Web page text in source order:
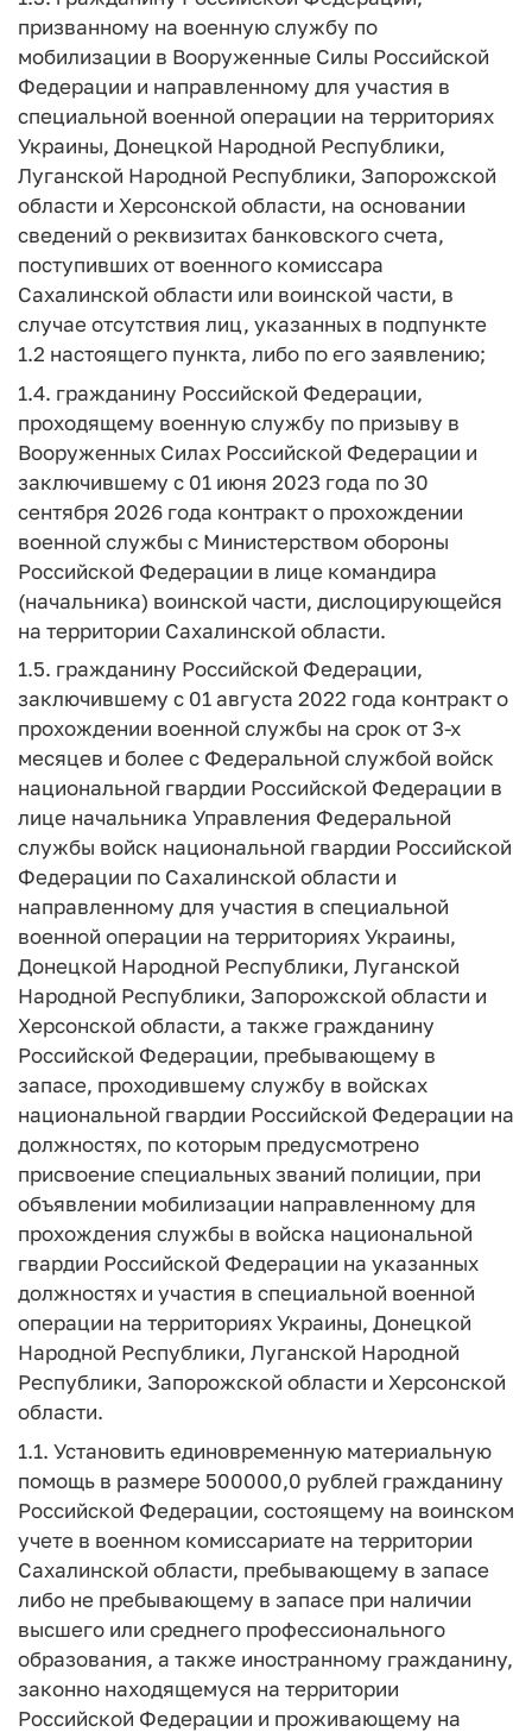
призванному на военную службу по
мобилизации в Вооруженные Силы Российской
Федерации и направленному для участия в
специальной военной операции на территориях
Украины, Донецкой Народной Республики,
Луганской Народной Республики, Запорожской
области и Херсонской области, на основании
сведений о реквизитах банковского счета,
поступивших от военного комиссара
Сахалинской области или воинской части, в
случае отсутствия лиц, указанных в подпункте
1.2 настоящего пункта, либо по его заявлению;
1.4. гражданину Российской Федерации,
проходящему военную службу по призыву в
Вооруженных Силах Российской Федерации и
заключившему с 01 июня 2023 года по 30
сентября 2026 года контракт о прохождении
военной службы с Министерством обороны
Российской Федерации в лице командира
(начальника) воинской части, дислоцирующейся
на территории Сахалинской области.
1.5. гражданину Российской Федерации,
заключившему с 01 августа 2022 года контракт о
прохождении военной службы на срок от 3-х
месяцев и более с Федеральной службой войск
национальной гвардии Российской Федерации в
лице начальника Управления Федеральной
службы войск национальной гвардии Российской
Федерации по Сахалинской области и
направленному для участия в специальной
военной операции на территориях Украины,
Донецкой Народной Республики, Луганской
Народной Республики, Запорожской области и
Херсонской области, а также гражданину
Российской Федерации, пребывающему в
запасе, проходившему службу в войсках
национальной гвардии Российской Федерации на
должностях, по которым предусмотрено
присвоение специальных званий полиции, при
объявлении мобилизации направленному для
прохождения службы в войска национальной
гвардии Российской Федерации на указанных
должностях и участия в специальной военной
операции на территориях Украины, Донецкой
Народной Республики, Луганской Народной
Республики, Запорожской области и Херсонской
области.
1.1. Установить единовременную материальную
помощь в размере 500000,0 рублей гражданину
Российской Федерации, состоящему на воинском
учете в военном комиссариате на территории
Сахалинской области, пребывающему в запасе
либо не пребывающему в запасе при наличии
высшего или среднего профессионального
образования, а также иностранному гражданину,
законно находящемуся на территории
Российской Федерации и проживающему на